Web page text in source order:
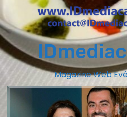
Magazine Web